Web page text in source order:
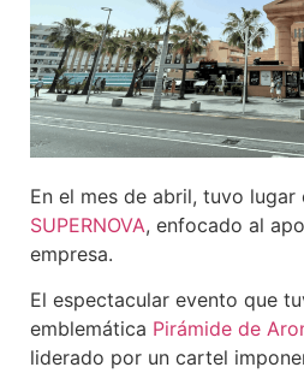
En el mes de abril, tuvo lugar
SUPERNOVA, enfocado al
empresa.
El espectacular evento que
emblemática Pirámide de
liderado por un cartel